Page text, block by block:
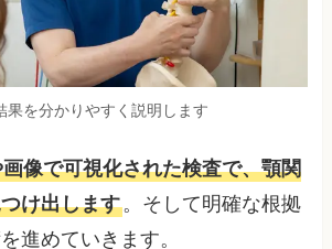
果を分かりやすく説明します
像で可視化された検査で、顎関
け出します。そして明確な根拠
進めていきます。